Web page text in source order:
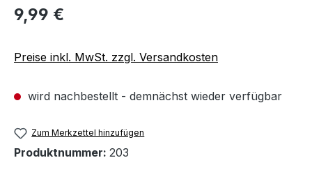
Regulärer Preis:
9,99 €
Preise inkl. MwSt. zzgl. Versandkosten
wird nachbestellt - demnächst wieder verfügbar
Zum Merkzettel hinzufügen
Produktnummer: 203